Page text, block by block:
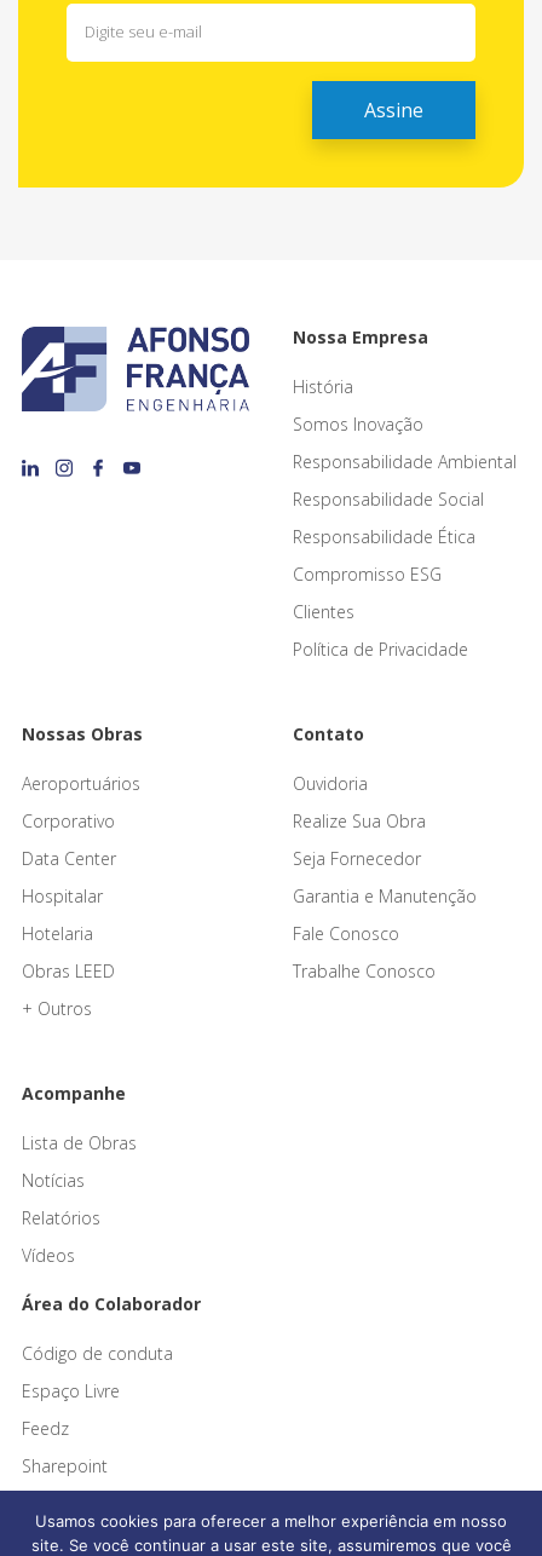
Nossa Empresa
História
Somos Inovação
Responsabilidade Ambiental
Responsabilidade Social
Responsabilidade Ética
Compromisso ESG
Clientes
Política de Privacidade
Nossas Obras
Aeroportuários
Corporativo
Data Center
Hospitalar
Hotelaria
Obras LEED
+ Outros
Contato
Ouvidoria
Realize Sua Obra
Seja Fornecedor
Garantia e Manutenção
Fale Conosco
Trabalhe Conosco
Acompanhe
Lista de Obras
Notícias
Relatórios
Vídeos
Área do Colaborador
Código de conduta
Espaço Livre
Feedz
Sharepoint
Usamos cookies para oferecer a melhor experiência em nosso
site. Se você continuar a usar este site, assumiremos que você